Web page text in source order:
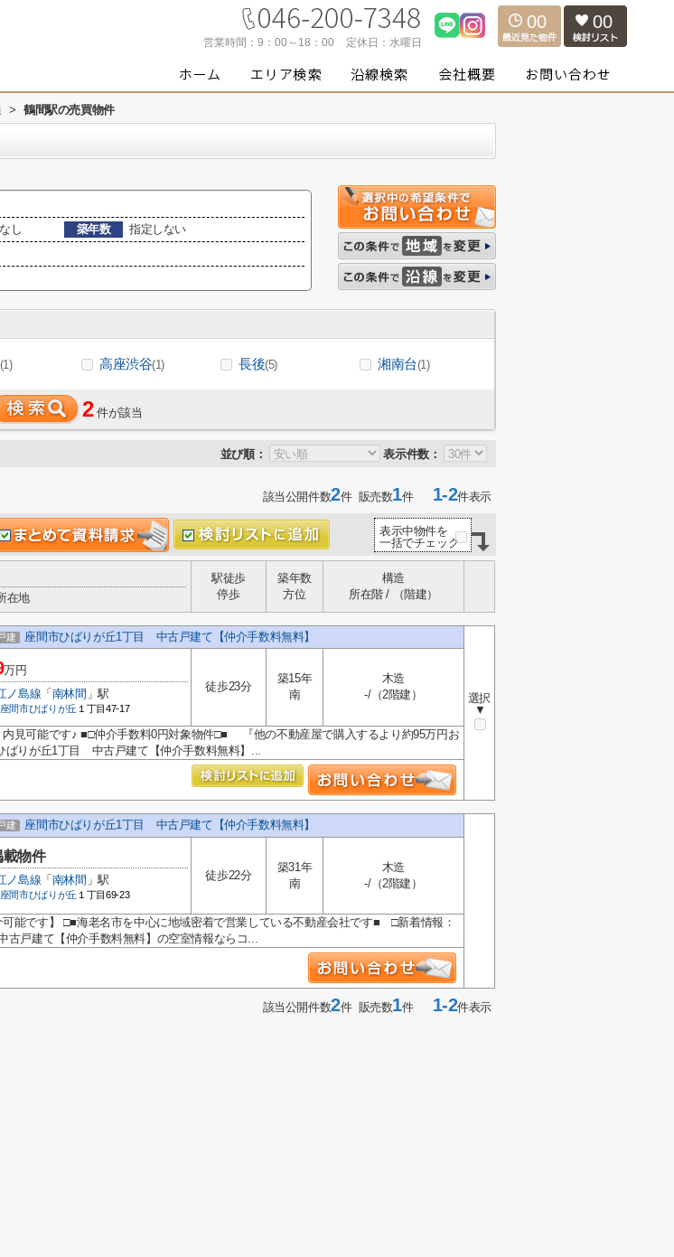
営業時間： 9：00～18：00 定休日： 水曜日
00 00
> 鶴間駅の売買物件
し 築年数
指定しない
(1) 高座渋谷(1) 長後(5) 湘南台(1)
2 件が該当
並び順： 表示件数：
該当公開件数2件 販売数1件1-2件表示
表示中物件を
一括でチェック
在地
駅徒歩
停歩
築年数
方位
構造
所在階 / （階建）
建 座間市ひばりが丘1丁目 中古戸建て【仲介手数料無料】
選択
▼
万円
ノ島線 「 南林間 」駅
座間市ひばりが丘 １丁目47-17
徒歩23分
築15年
南
木造
-/（2階建）
内見可能です♪ ■□仲介手数料0円対象物件□■ 『他の不動産屋で購入するより約95万円お
りが丘1丁目 中古戸建て【仲介手数料無料】...
建 座間市ひばりが丘1丁目 中古戸建て【仲介手数料無料】
載物件
ノ島線 「 南林間 」駅
座間市ひばりが丘 １丁目69-23
徒歩22分
築31年
南
木造
-/（2階建）
可能です】 □■海老名市を中心に地域密着で営業している不動産会社です■ □新着情報：
戸建て【仲介手数料無料】の空室情報ならコ...
該当公開件数2件 販売数1件1-2件表示